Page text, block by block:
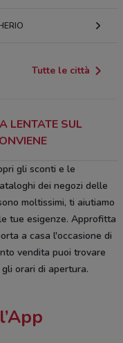
Tutte le città
LENTATE SUL
gli sconti e le
dei negozi delle
moltissimi, ti aiutiamo
tue esigenze. Approfitta
a casa l'occasione di
vendita puoi trovare
orari di apertura.